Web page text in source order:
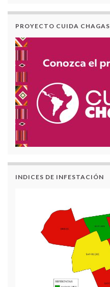
PROYECTO CUIDA CHAGAS
INDICES DE INFESTACIÓN